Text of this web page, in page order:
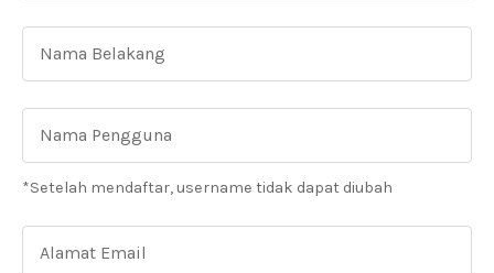
*Setelah mendaftar, username tidak dapat diubah